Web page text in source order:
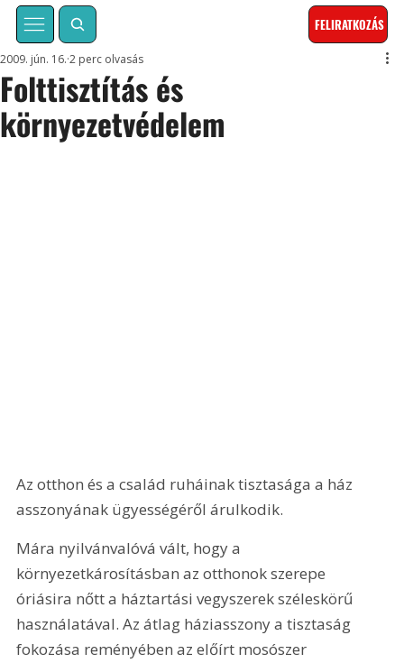
FELIRATKOZÁS
Folttisztítás és
környezetvédelem
2009. jún. 16. 2 perc olvasás
Az otthon és a család ruháinak tisztasága a ház
asszonyának ügyességéről árulkodik.
Mára nyilvánvalóvá vált, hogy a
környezetkárosításban az otthonok szerepe
óriásira nőtt a háztartási vegyszerek széleskörű
használatával. Az átlag háziasszony a tisztaság
fokozása reményében az előírt mosószer